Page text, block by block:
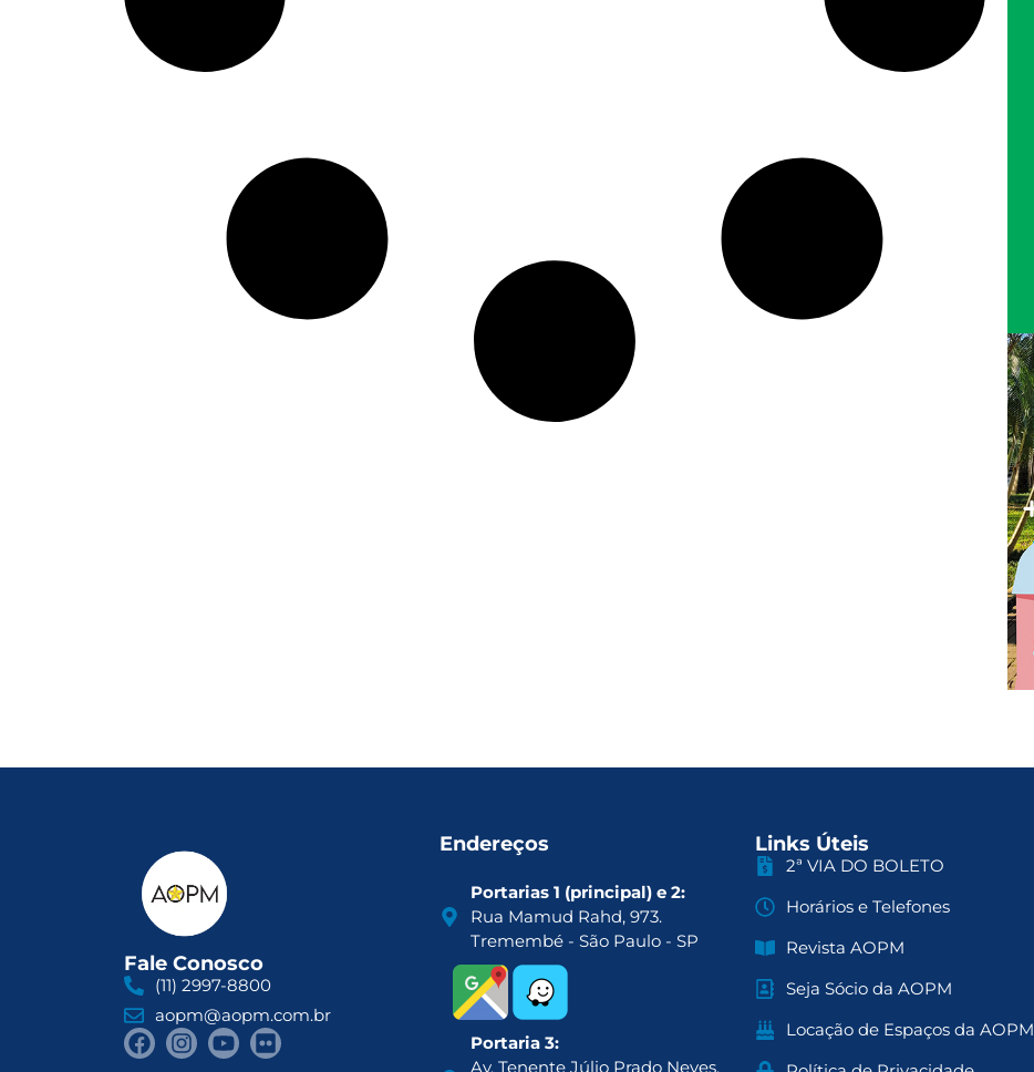
Fale Conosco
(11) 2997-8800
aopm@aopm.com.br
Endereços
Portarias 1 (principal) e 2:
Rua Mamud Rahd, 973.
Tremembé - São Paulo - SP
Portaria 3:
Av. Tenente Júlio Prado Neves,
Links Úteis
2ª VIA DO BOLETO
Horários e Telefones
Revista AOPM
Seja Sócio da AOPM
Locação de Espaços da AOPM